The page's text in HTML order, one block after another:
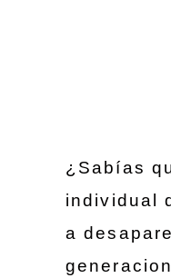
¿Sabías
individual
a